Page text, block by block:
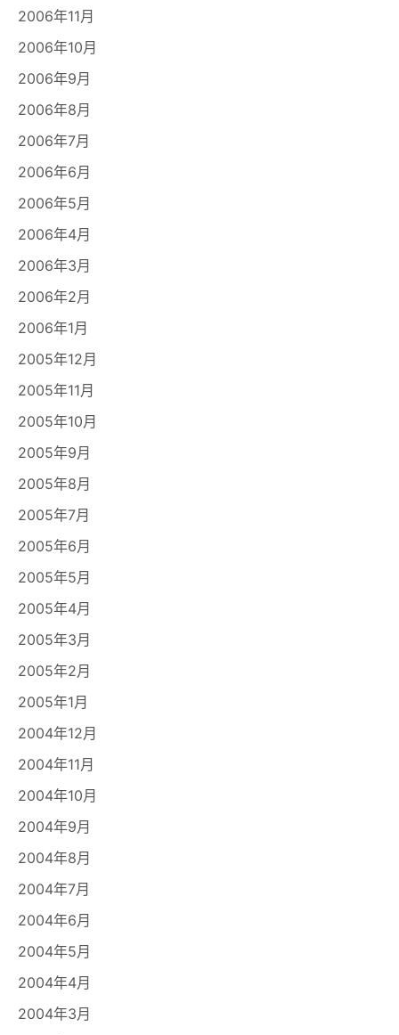
2006年11月
2006年10月
2006年9月
2006年8月
2006年7月
2006年6月
2006年5月
2006年4月
2006年3月
2006年2月
2006年1月
2005年12月
2005年11月
2005年10月
2005年9月
2005年8月
2005年7月
2005年6月
2005年5月
2005年4月
2005年3月
2005年2月
2005年1月
2004年12月
2004年11月
2004年10月
2004年9月
2004年8月
2004年7月
2004年6月
2004年5月
2004年4月
2004年3月